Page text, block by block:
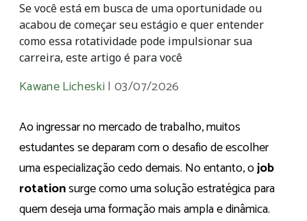
Se você está em busca de uma oportunidade ou
acabou de começar seu estágio e quer entender
como essa rotatividade pode impulsionar sua
carreira, este artigo é para você
Kawane Licheski |03/07/2026
Ao ingressar no mercado de trabalho, muitos
estudantes se deparam com o desafio de escolher
uma especialização cedo demais. No entanto, ojob
rotationsurge como uma solução estratégica para
quem deseja uma formação mais ampla e dinâmica.